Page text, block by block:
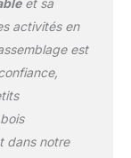
: vous
enfant
notre
pas
ce qui
activités en
est
dans notre